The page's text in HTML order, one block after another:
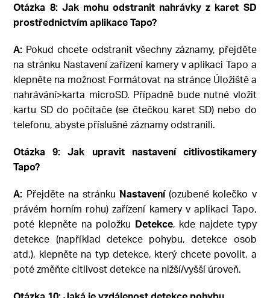
Otázka 8: Jak mohu odstranit nahrávky z karet SD
prostřednictvím aplikace Tapo?
A: Pokud chcete odstranit všechny záznamy, přejděte
na stránku Nastavení zařízení kamery v aplikaci Tapo a
klepněte na možnost Formátovat na stránce Úložiště a
nahrávání>karta microSD. Případně bude nutné vložit
kartu SD do počítače (se čtečkou karet SD) nebo do
telefonu, abyste příslušné záznamy odstranili.
Otázka 9:Jak upravit nastavení citlivostikamery
Tapo?
A: Přejděte na stránku Nastavení(ozubené kolečko v
právém horním rohu) zařízení kamery v aplikaci Tapo,
poté klepněte na položku Detekce, kde najdete typy
detekce (například detekce pohybu, detekce osob
atd.), klepněte na typ detekce, který chcete povolit, a
poté změňte citlivost detekce na nižší/vyšší úroveň.